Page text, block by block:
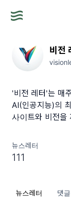
비전
'비전 레터'는 매
AI(인공지능)의
사이트와 비전을
뉴스레터
111
뉴스레터 댓글